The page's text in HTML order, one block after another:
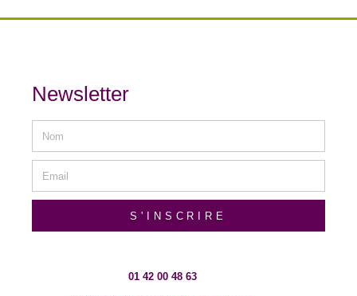
Newsletter
S'INSCRIRE
01 42 00 48 63